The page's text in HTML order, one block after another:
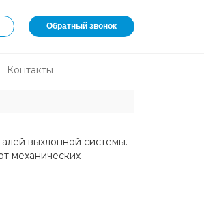
Обратный звонок
Контакты
выхлопной системы.
механических